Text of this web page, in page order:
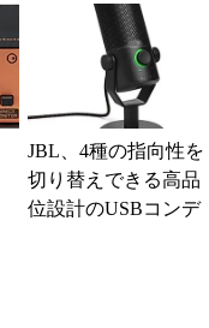
JBL、4種の指向性を
切り替えできる高品
位設計のUSBコンデ